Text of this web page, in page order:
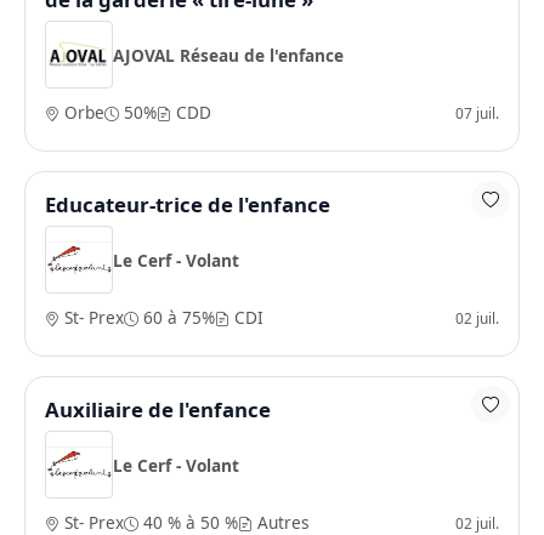
AJOVAL Réseau de l'enfance
Orbe 50% CDD 07 juil.
Educateur-trice de l'enfance
Le Cerf - Volant
St- Prex 60 à 75% CDI 02 juil.
Auxiliaire de l'enfance
Le Cerf - Volant
St- Prex 40 % à 50 % Autres 02 juil.